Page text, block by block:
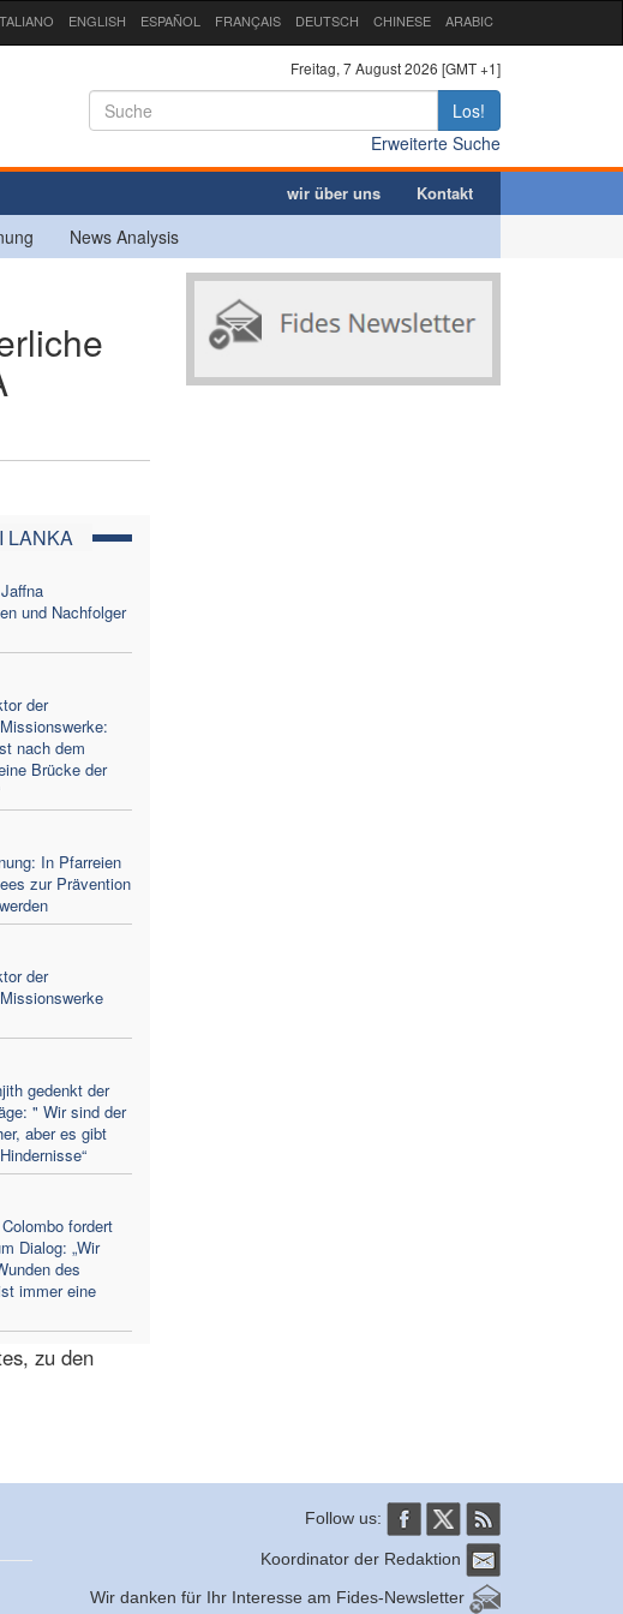
ENGLISH ESPAÑOL FRANÇAIS DEUTSCH CHINESE ARABIC
Freitag, 7 August 2026 [GMT +1]
Los!
Erweiterte Suche
wir über uns Kontakt
News Analysis
LANKA
und Nachfolger
der
nach dem
Brücke der
In Pfarreien
zur Prävention
der
gedenkt der
" Wir sind der
aber es gibt
fordert
Dialog: „Wir
des
immer eine
zu den
Follow us:
Koordinator der Redaktion
Wir danken für Ihr Interesse am Fides-Newsletter